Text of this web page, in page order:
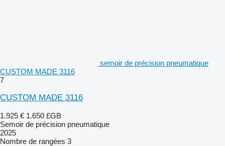
semoir de précision pneumatique
CUSTOM MADE 3116
7
CUSTOM MADE 3116
1.925 € 1.650 £GB
Semoir de précision pneumatique
2025
Nombre de rangées 3